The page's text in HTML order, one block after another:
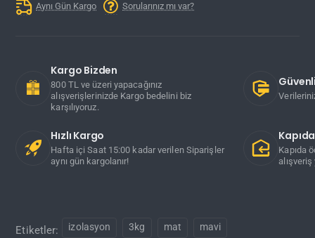
Aynı Gün Kargo Sorularınız mı var?
Kargo Bizden
800 TL ve üzeri yapacağınız
alışverişlerinizde Kargo bedelini biz
karşılıyoruz.
Hızlı Kargo
Hafta içi Saat 15:00 kadar verilen Siparişler
aynı gün kargolanır!
Kapıda
Etiketler: izolasyon 3kg mat mavi